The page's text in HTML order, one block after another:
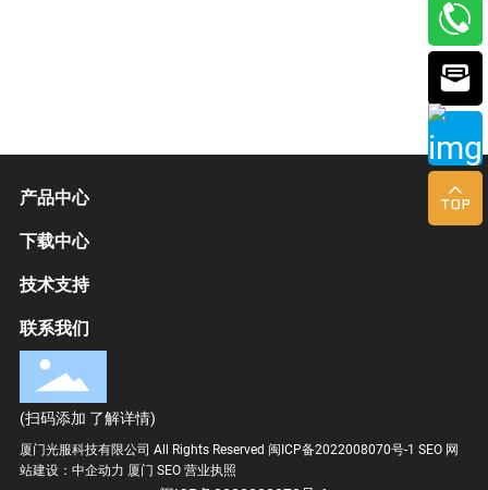
产品中心
下载中心
技术支持
联系我们
(扫码添加 了解详情)
厦门光服科技有限公司 All Rights Reserved 闽ICP备2022008070号-1 SEO 网
站建设：中企动力 厦门 SEO 营业执照


